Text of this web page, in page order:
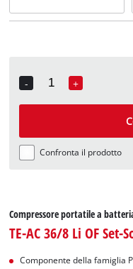
-
Quantity
+
Confronta il prodotto
Compressore portatile a
TE-AC 36/8 Li OF Set-
Componente della famiglia